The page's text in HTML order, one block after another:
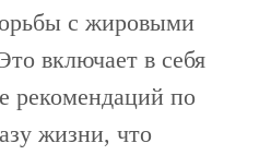
с жировыми
включает в себя
рекомендаций по
жизни, что